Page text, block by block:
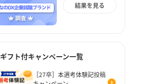
結果を見る
ギフト付キャンペーン一覧
［27卒］本選考体験記投稿